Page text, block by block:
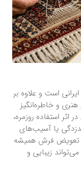
است و علاوه بر
و خاطره‌انگیز
استفاده روزمره،
یا آسیب‌های
تعویض فرش همیشه
زیبایی و